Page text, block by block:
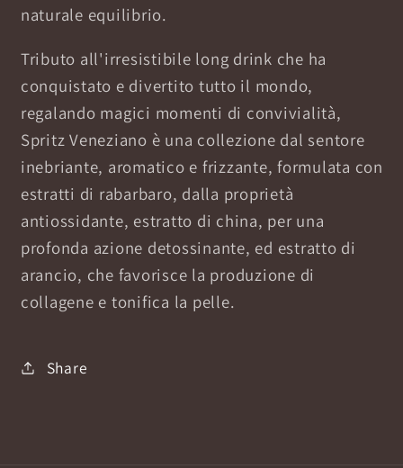
naturale equilibrio.
Tributo all'irresistibile long drink che ha
conquistato e divertito tutto il mondo,
regalando magici momenti di convivialità,
Spritz Veneziano è una collezione dal sentore
inebriante, aromatico e frizzante, formulata con
estratti di rabarbaro, dalla proprietà
antiossidante, estratto di china, per una
profonda azione detossinante, ed estratto di
arancio, che favorisce la produzione di
collagene e tonifica la pelle.
Share